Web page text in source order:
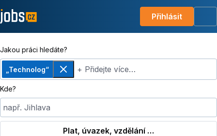
Přihlásit
Jakou práci hledáte?
„Technolog“
Odebrat+ Přidejte více…
Kde?
např. Jihlava
Plat, úvazek, vzdělání …